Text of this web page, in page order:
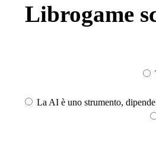
Librogame
La AI è uno strumento,